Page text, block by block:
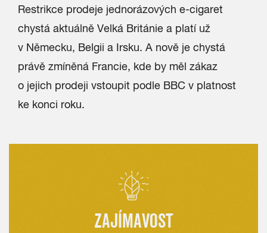
Restrikce prodeje jednorázových e-cigaret
chystá aktuálně Velká Británie a platí už
v Německu, Belgii a Irsku. A nově je chystá
právě zmíněná Francie, kde by měl zákaz
o jejich prodeji vstoupit podle BBC v platnost
ke konci roku.
ZAJÍMAVOST